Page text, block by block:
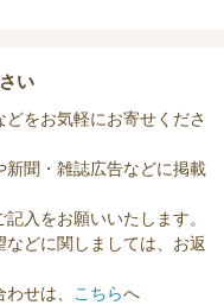
い
をお気軽にお寄せくださ
聞・雑誌広告などに掲載
入をお願いいたします。
どに関しましては、お返
せは、 こちらへ